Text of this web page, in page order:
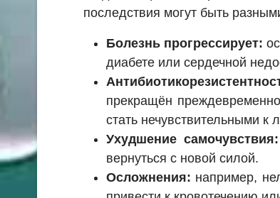
последствия могут быть
Болезнь прогрессирует:
диабете или сердечной
прекращён
стать нечувствительными к
Ухудшение самочувствия:
вернуться с новой силой.
Осложнения: например,